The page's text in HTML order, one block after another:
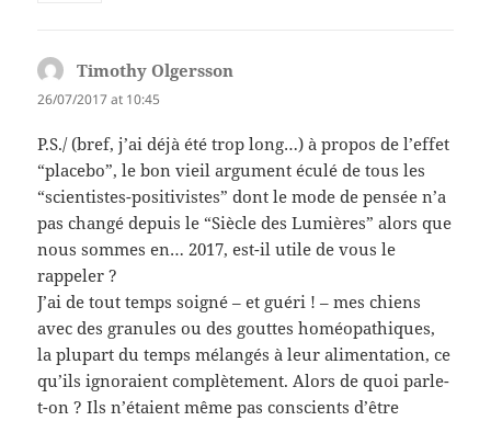
Timothy Olgersson
26/07/2017 at 10:45
P.S./ (bref, j’ai déjà été trop long…) à propos de l’effet
“placebo”, le bon vieil argument éculé de tous les
“scientistes-positivistes” dont le mode de pensée n’a
pas changé depuis le “Siècle des Lumières” alors que
nous sommes en… 2017, est-il utile de vous le
rappeler ?
J’ai de tout temps soigné – et guéri ! – mes chiens
avec des granules ou des gouttes homéopathiques,
la plupart du temps mélangés à leur alimentation, ce
qu’ils ignoraient complètement. Alors de quoi parle-
t-on ? Ils n’étaient même pas conscients d’être